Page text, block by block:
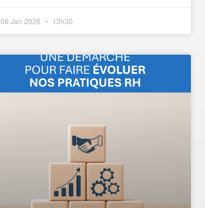
06 Jan 2026 13h30